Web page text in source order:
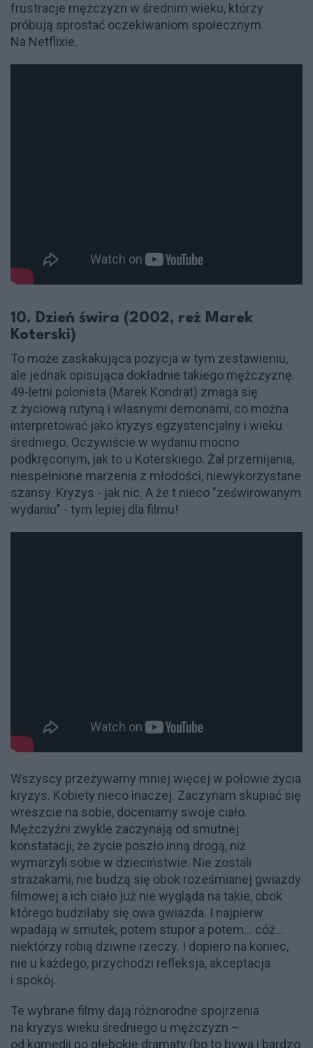
frustracje mężczyzn w średnim wieku, którzy
próbują sprostać oczekiwaniom społecznym.
Na Netflixie.
10. Dzień świra (2002, reż Marek
Koterski)
To może zaskakująca pozycja w tym zestawieniu,
ale jednak opisująca dokładnie takiego mężczyznę.
49-letni polonista (Marek Kondrat) zmaga się
z życiową rutyną i własnymi demonami, co można
interpretować jako kryzys egzystencjalny i wieku
średniego. Oczywiście w wydaniu mocno
podkręconym, jak to u Koterskiego. Żal przemijania,
niespełnione marzenia z młodości, niewykorzystane
szansy. Kryzys - jak nic. A że t nieco "ześwirowanym
wydaniu" - tym lepiej dla filmu!
Wszyscy przeżywamy mniej więcej w połowie życia
kryzys. Kobiety nieco inaczej. Zaczynam skupiać się
wreszcie na sobie, doceniamy swoje ciało.
Mężczyźni zwykle zaczynają od smutnej
konstatacji, że życie poszło inną drogą, niż
wymarzyli sobie w dzieciństwie. Nie zostali
strażakami, nie budzą się obok roześmianej gwiazdy
filmowej a ich ciało już nie wygląda na takie, obok
którego budziłaby się owa gwiazda. I najpierw
wpadają w smutek, potem stupor a potem... cóż...
niektórzy robią dziwne rzeczy. I dopiero na koniec,
nie u każdego, przychodzi refleksja, akceptacja
i spokój.
Te wybrane filmy dają różnorodne spojrzenia
na kryzys wieku średniego u mężczyzn –
od komedii po głębokie dramaty (bo to bywa i bardzo